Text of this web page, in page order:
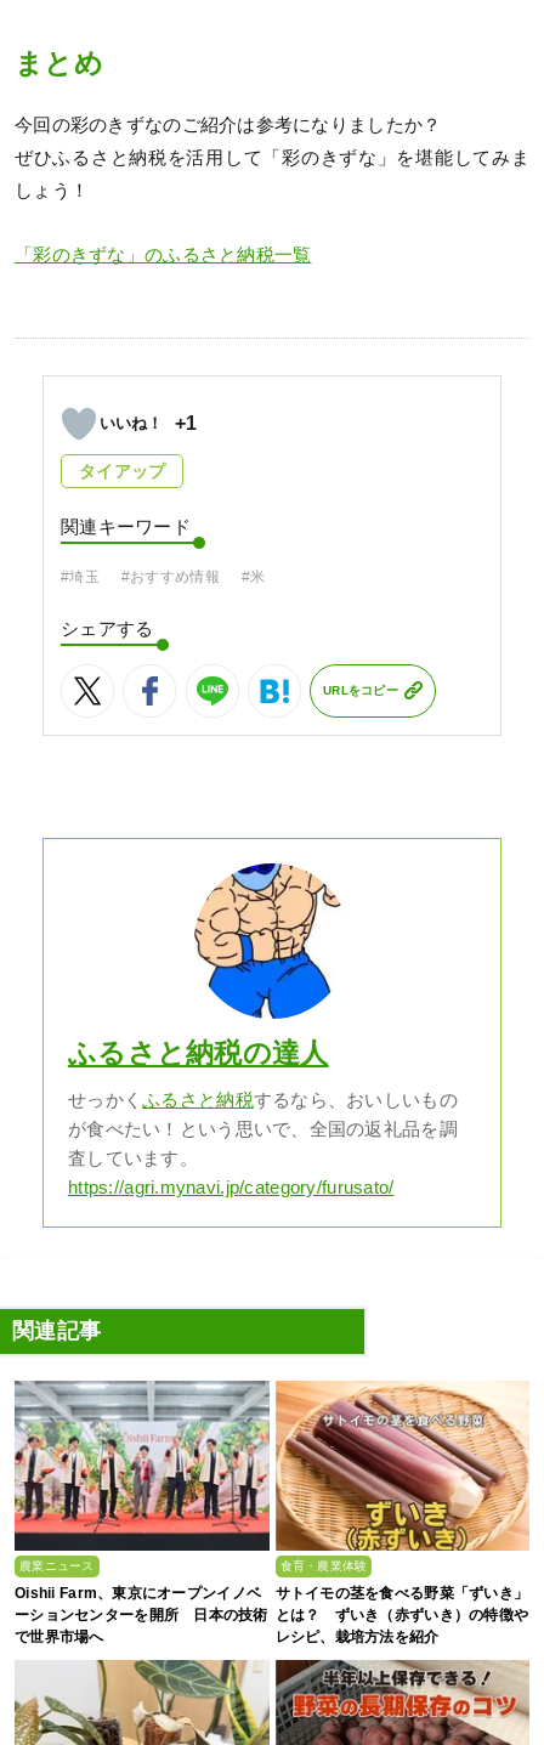
まとめ
今回の彩のきずなのご紹介は参考になりましたか？
ぜひふるさと納税を活用して「彩のきずな」を堪能してみま
しょう！
「彩のきずな」のふるさと納税一覧
+1
タイアップ
関連キーワード
#埼玉 #おすすめ情報 #米
シェアする
URLをコピー
ふるさと納税の達人
せっかくふるさと納税するなら、おいしいもの
が食べたい！という思いで、全国の返礼品を調
査しています。
https://agri.mynavi.jp/category/furusato/
関連記事
農業ニュース
Oishii Farm、東京にオープンイノベ
ーションセンターを開所 日本の技術
で世界市場へ
食育・農業体験
サトイモの茎を食べる野菜「ずいき」
とは？ ずいき（赤ずいき）の特徴や
レシピ、栽培方法を紹介